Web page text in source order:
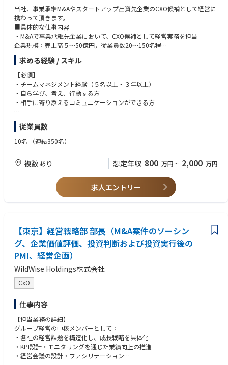
当社、事業承継M&Aやスタートアップ出資先企業のCXO候補として経営に
携わって頂きます。
■具体的な仕事内容
・M&Aで事業承継先企業において、CXO候補として経営実務を担当
企業規模：売上高５〜50億円，従業員数20〜150名程
・事業承継企業の役員と連携しながら各業務を担当
求める経験 / スキル
【必須】
・チームマネジメント経験（５名以上・３年以上）
・自ら学び、考え、行動する方
・相手に寄り添えるコミュニケーションができる方
【歓迎】
・英語力（事業承継企業によっては，海外展開を強化するため）
・中小企業診断士
・定型的な業務はなく、自ら現場に足を運び、社外に飛び出し、課題解決
や新事業の推進等を進められる方
従業員数
10名 （連結350名）
複数あり 想定年収 800 万円 ~ 2,000 万円
求人エントリー
【東京】経営戦略部 部長（M&A案件のソーシン
グ、企業価値評価、投資判断および投資実行後の
PMI、経営企画）
WildWise Holdings株式会社
CxO
仕事内容
【担当業務の詳細】
グループ経営の中核メンバーとして：
・各社の経営課題を構造化し、成長戦略を具体化
・KPI設計・モニタリングを通じた業績向上の推進
・経営会議の設計・ファシリテーション